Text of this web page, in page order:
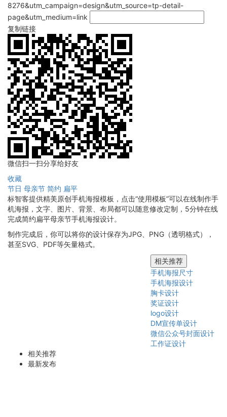
8276&utm_campaign=design&utm_source=tp-detail-
page&utm_medium=link
复制链接
微信扫一扫分享给好友
收藏
节日 母亲节 简约 扁平
标智客提供精美原创手机海报模板，点击“使用模板”可以在线制作手
机海报，文字、图片、背景、布局都可以随意修改定制，5分钟在线
完成简约扁平母亲节手机海报设计。
制作完成后，你可以将你的设计保存为JPG、PNG（透明格式），
甚至SVG、PDF等矢量格式。
相关推荐
手机海报尺寸
手机海报设计
胸卡设计
奖证设计
logo设计
DM宣传单设计
微信公众号封面设计
工作证设计
相关推荐
最新发布